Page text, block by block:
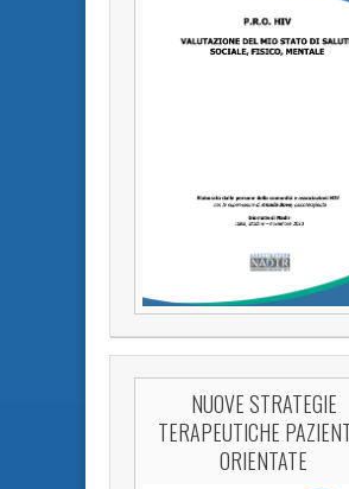
NUOVE STRATEGIE
TERAPEUTICHE
ORIENTATE